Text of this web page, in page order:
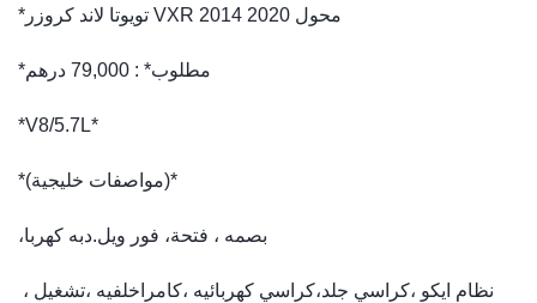
*تويوتا لاند كروزر VXR 2014 محول 2020
*V8/5.7L*
*(مواصفات خليجية)*
،بصمه ، فتحة، فور ويل.دبه كهربا
، نظام ايكو ،كراسي جلد،كراسي كهربائيه ،كامراخلفيه ،تشغيل